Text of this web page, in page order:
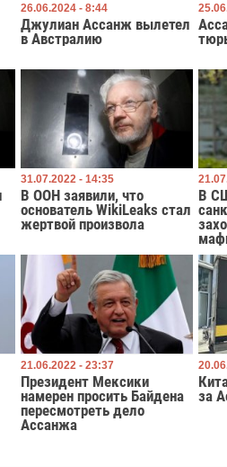
26.06.2024 - 8:44
Джулиан Ассанж вылетел
в Австралию
31.07.2022 - 14:35
В ООН заявили, что
основатель WikiLeaks стал
жертвой произвола
В
21.06.2022 - 23:37
Президент Мексики
намерен просить Байдена
пересмотреть дело
Ассанжа
за